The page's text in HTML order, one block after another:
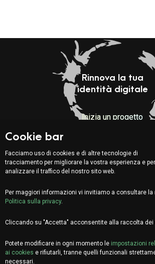
Facciamo due chiacchiere?
Rinnova la tua
identità digitale
Inizia un progetto
Indirizzo:
Via Serafino Balestra 31
Quarto Piano
EN DE FR
Cookie bar
Facciamo uso di cookies e di altre tecnologie di
tracciamento per migliorare la vostra esperienza e per
analizzare il traffico del nostro sito web.
Per maggiori informazioni vi invitiamo a consultare la
Politica sulla privacy.
Cliccando su "Accetta" acconsentite alla raccolta dei
Potete modificare in ogni momento le impostazioni
ai cookies e rifiutarli, tranne quelli funzionali
necessari.